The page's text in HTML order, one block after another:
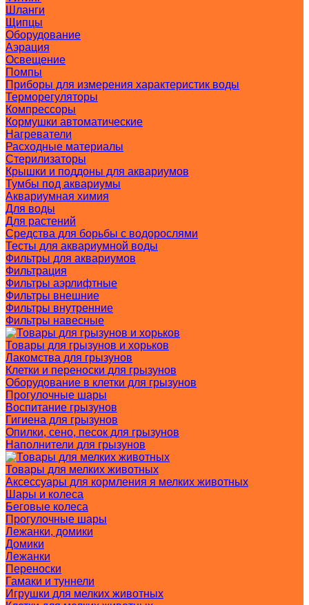
Шланги
Щипцы
Оборудование
Аэрация
Освещение
Помпы
Приборы для измерения характеристик воды
Терморегуляторы
Компрессоры
Кормушки автоматические
Нагреватели
Расходные материалы
Стерилизаторы
Крышки и поддоны для аквариумов
Тумбы под аквариумы
Аквариумная химия
Для воды
Для растений
Средства для борьбы с водорослями
Тесты для аквариумной воды
Фильтры для аквариумов
Фильтрация
Фильтры аэрлифтные
Фильтры внешние
Фильтры внутренние
Фильтры навесные
Товары для грызунов и хорьков
Лакомства для грызунов
Клетки и переноски для грызунов
Оборудование в клетки для грызунов
Прогулочные шары
Воспитание грызунов
Гигиена для грызунов
Опилки, сено, песок для грызунов
Наполнители для грызунов
Товары для мелких животных
Аксессуары для кормления я мелких животных
Шары и колеса
Беговые колеса
Прогулочные шары
Лежанки, домики
Домики
Лежанки
Переноски
Гамаки и туннели
Игрушки для мелких животных